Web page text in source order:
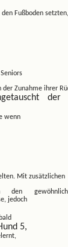
Fußboden
der Zunahme ihrer
der
wenn
Mit zusätzlichen
den
jedoch
5,